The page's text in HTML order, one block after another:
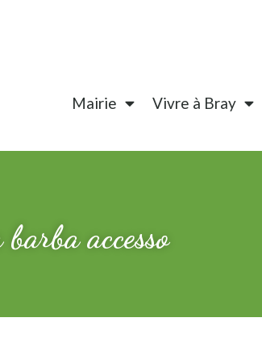
Mairie Vivre à Bray
accesso